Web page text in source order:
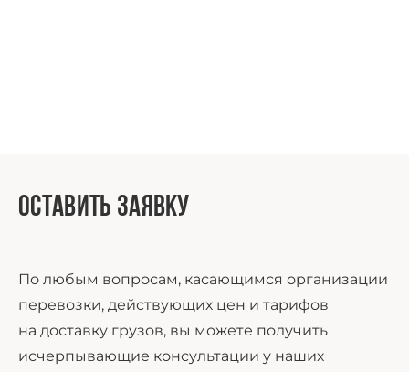
Оставить заявку
По любым вопросам, касающимся организации
перевозки, действующих цен и тарифов
на доставку грузов, вы можете получить
исчерпывающие консультации у наших